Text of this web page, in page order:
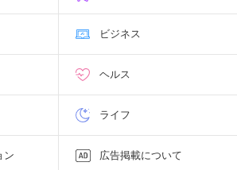
ビジネス
ヘルス
ライフ
ン 広告掲載について